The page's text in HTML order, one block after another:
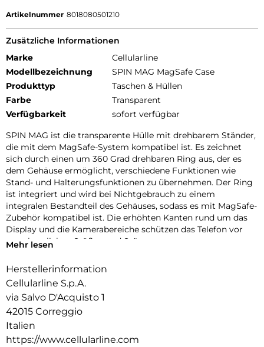
Artikelnummer 8018080501210
Zusätzliche Informationen
Marke
Cellularline
Modellbezeichnung
SPIN MAG MagSafe Case
Produkttyp
Taschen & Hüllen
Farbe
Transparent
Verfügbarkeit
sofort verfügbar
SPIN MAG ist die transparente Hülle mit drehbarem Ständer,
die mit dem MagSafe-System kompatibel ist. Es zeichnet
sich durch einen um 360 Grad drehbaren Ring aus, der es
dem Gehäuse ermöglicht, verschiedene Funktionen wie
Stand- und Halterungsfunktionen zu übernehmen. Der Ring
ist integriert und wird bei Nichtgebrauch zu einem
integralen Bestandteil des Gehäuses, sodass es mit MagSafe-
Zubehör kompatibel ist. Die erhöhten Kanten rund um das
Display und die Kamerabereiche schützen das Telefon vor
versehentlichen Stößen und Stürzen.
Mehr lesen
Herstellerinformation
Cellularline S.p.A.
via Salvo D'Acquisto 1
42015 Correggio
Italien
https://www.cellularline.com